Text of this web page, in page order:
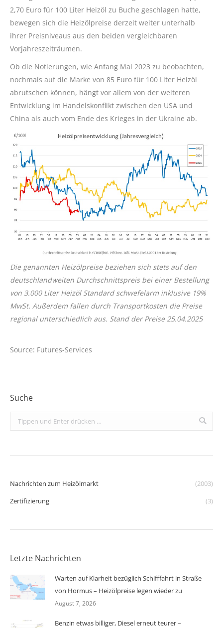
2,70 Euro für 100 Liter Heizöl zu Buche geschlagen hatte,
bewegen sich die Heizölpreise derzeit weiter unterhalb
ihrer Preisniveaus aus den beiden vergleichbaren
Vorjahreszeiträumen.
Ob die Notierungen, wie Anfang Mai 2023 zu beobachten,
nochmals auf die Marke von 85 Euro für 100 Liter Heizöl
abrutschen können, hängt vor allem von der weiteren
Entwicklung im Handelskonflikt zwischen den USA und
China als auch vom Ende des Krieges in der Ukraine ab.
Die genannten Heizölpreise beziehen sich stets auf den
deutschlandweiten Durchschnittspreis bei einer Bestellung
von 3.000 Liter Heizöl Standard schwefelarm inklusive 19%
MwSt. Außerdem fallen durch Transportkosten die Preise
regional unterschiedlich aus. Stand der Preise 25.04.2025
Source: Futures-Services
Suche
Search:
Nachrichten zum Heizölmarkt
(2003)
Zertifizierung
(3)
Letzte Nachrichten
Warten auf Klarheit bezüglich Schifffahrt in Straße
von Hormus – Heizölpreise legen wieder zu
August 7, 2026
Benzin etwas billiger, Diesel erneut teurer –